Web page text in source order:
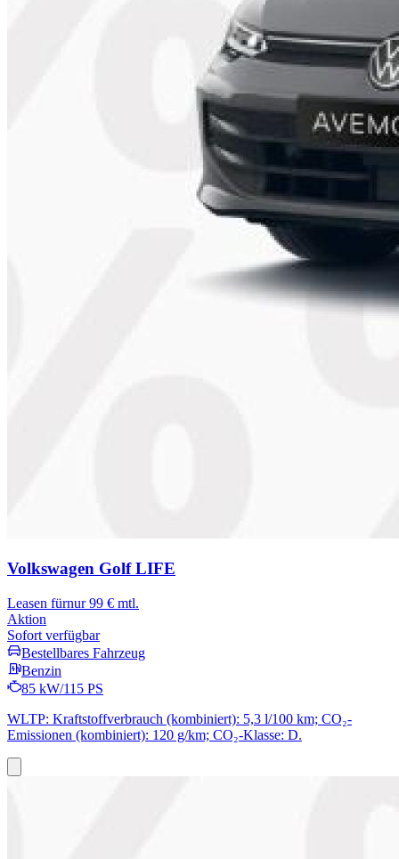
Volkswagen GolfLIFE
Leasen fürnur 99 € mtl.
Aktion
Sofort verfügbar
Bestellbares Fahrzeug
Benzin
85 kW/115 PS
WLTP: Kraftstoffverbrauch (kombiniert): 5,3 l/100 km; CO₂-
Emissionen (kombiniert): 120 g/km; CO₂-Klasse: D.